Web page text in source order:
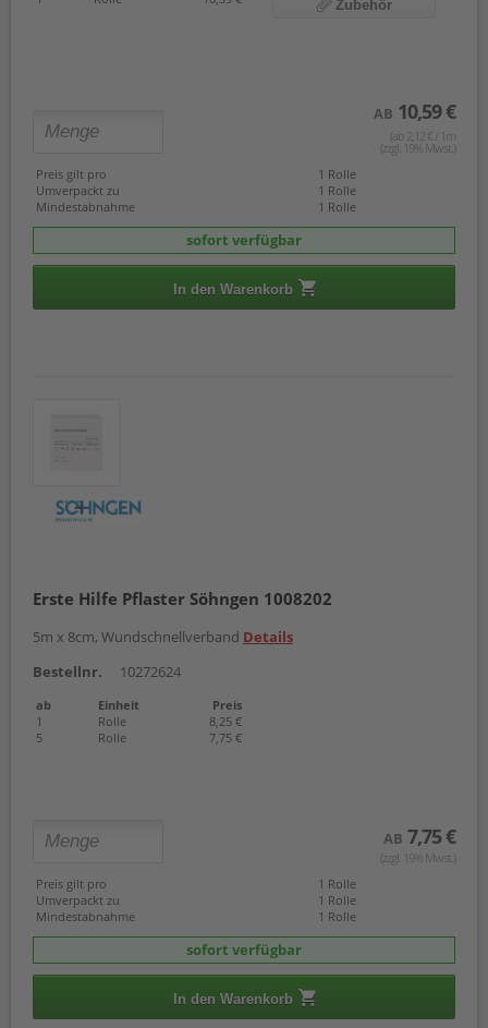
Zubehör
AB 10,59 €
(ab 2,12 € / 1m
(zzgl. 19% Mwst.)
Preis gilt pro
1 Rolle
Umverpackt zu
1 Rolle
Mindestabnahme
1 Rolle
sofort verfügbar
In den Warenkorb
Erste Hilfe Pflaster Söhngen 1008202
5m x 8cm, Wundschnellverband Details
Bestellnr.
10272624
ab Einheit
Preis
1
Rolle
8,25 €
5
Rolle 7,75 €
AB 7,75 €
(zzgl. 19% Mwst.)
Preis gilt pro
1 Rolle
Umverpackt zu
1 Rolle
Mindestabnahme
1 Rolle
sofort verfügbar
In den Warenkorb